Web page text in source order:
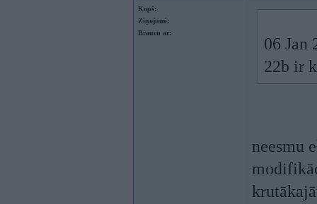
Kopš:
Ziņojumi:
Braucu ar:
06 Jan
22b ir
neesmu